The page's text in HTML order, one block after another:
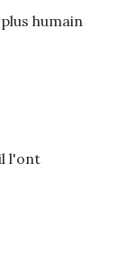
humain
l'ont